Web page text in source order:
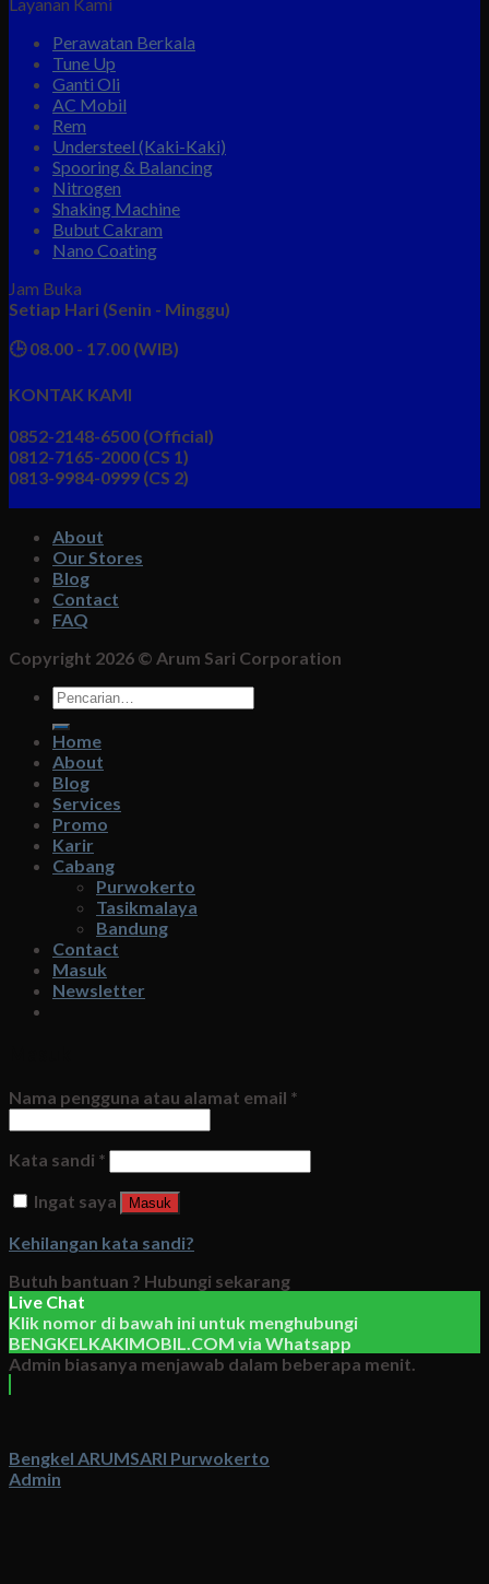
Perawatan Berkala
Tune Up
Ganti Oli
AC Mobil
Rem
Understeel (Kaki-Kaki)
Spooring & Balancing
Nitrogen
Shaking Machine
Bubut Cakram
Nano Coating
Jam Buka
Setiap Hari (Senin - Minggu)
🕒 08.00 - 17.00 (WIB)
KONTAK KAMI
0852-2148-6500 (Official)
0812-7165-2000 (CS 1)
0813-9984-0999 (CS 2)
About
Our Stores
Blog
Contact
FAQ
Copyright 2026 © Arum Sari Corporation
Pencarian
untuk:
Home
About
Blog
Services
Promo
Karir
Cabang
Purwokerto
Tasikmalaya
Bandung
Contact
Masuk
Newsletter
Nama pengguna atau alamat email *
Kata sandi *
Ingat saya
Masuk
Kehilangan kata sandi?
Butuh bantuan ? Hubungi sekarang
Live Chat
Klik nomor di bawah ini untuk menghubungi
BENGKELKAKIMOBIL.COM via Whatsapp
Admin biasanya menjawab dalam beberapa menit.
Bengkel ARUMSARI Purwokerto
Admin